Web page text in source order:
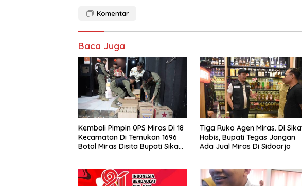
Komentar
Baca Juga
Kembali Pimpin 0PS Miras Di 18
Kecamatan Di Temukan 1696
Botol Miras Disita Bupati Sikap
Tiga Ruko Agen Miras. Di
Habis, Bupati Tegas Jangan
Ada Jual Miras Di Sidoarjo